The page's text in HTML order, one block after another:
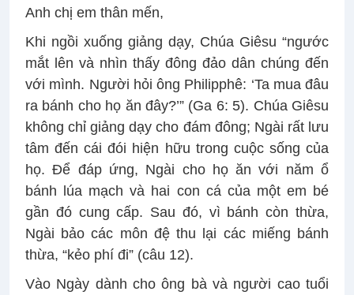
Anh chị em thân mến,
Khi ngồi xuống giảng dạy, Chúa Giêsu “ngước
mắt lên và nhìn thấy đông đảo dân chúng đến
với mình. Người hỏi ông Philipphê: ‘Ta mua đâu
ra bánh cho họ ăn đây?’” (Ga 6: 5). Chúa Giêsu
không chỉ giảng dạy cho đám đông; Ngài rất lưu
tâm đến cái đói hiện hữu trong cuộc sống của
họ. Để đáp ứng, Ngài cho họ ăn với năm ổ
bánh lúa mạch và hai con cá của một em bé
gần đó cung cấp. Sau đó, vì bánh còn thừa,
Ngài bảo các môn đệ thu lại các miếng bánh
thừa, “kẻo phí đi” (câu 12).
Vào Ngày dành cho ông bà và người cao tuổi